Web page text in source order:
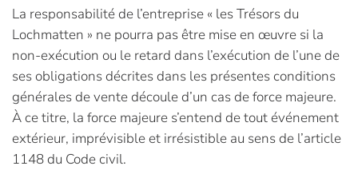
La responsabilité de l’entreprise « les Trésors du
Lochmatten » ne pourra pas être mise en œuvre si la
non-exécution ou le retard dans l’exécution de l’une de
ses obligations décrites dans les présentes conditions
générales de vente découle d’un cas de force majeure.
À ce titre, la force majeure s’entend de tout événement
extérieur, imprévisible et irrésistible au sens de l’article
1148 du Code civil.